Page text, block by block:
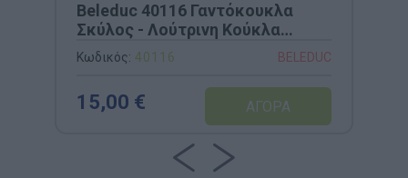
Beleduc 40116 Γαντόκουκλα
Σκύλος - Λούτρινη Κούκλα
Κουκλοθεάτρου
Κωδικός: 40116 BELEDUC
15,00 €